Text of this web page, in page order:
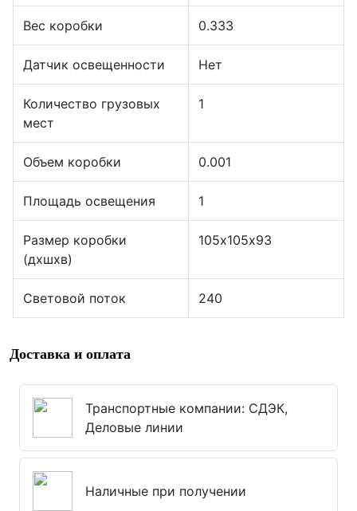
Вес коробки 0.333
Датчик освещенности Нет
Количество грузовых
мест
1
Объем коробки 0.001
Площадь освещения 1
Размер коробки
(дхшхв)
105х105х93
Световой поток 240
Доставка и оплата
Транспортные компании: СДЭК,
Деловые линии
Наличные при получении